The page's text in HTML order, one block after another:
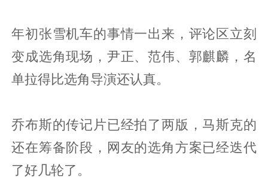
年初张雪机车的事情一出来，评论区立刻
变成选角现场，尹正、范伟、郭麒麟，名
单拉得比选角导演还认真。
乔布斯的传记片已经拍了两版，马斯克的
还在筹备阶段，网友的选角方案已经迭代
了好几轮了。